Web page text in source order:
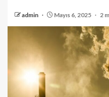
admin Mayıs 6, 2025 2